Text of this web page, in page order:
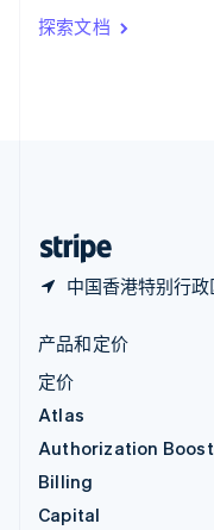
探索文档
中国香港特别行
印度
English
产品和定价
定价
Atlas
Authorization Boost
Billing
Capital